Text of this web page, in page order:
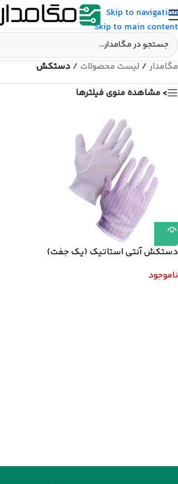
Skip to navigation
Skip to main content
مگامدار/ لیست محصولات / دستکش
> مشاهده منوی فیلترها
دستکش آنتی استاتیک (یک جفت)
ناموجود